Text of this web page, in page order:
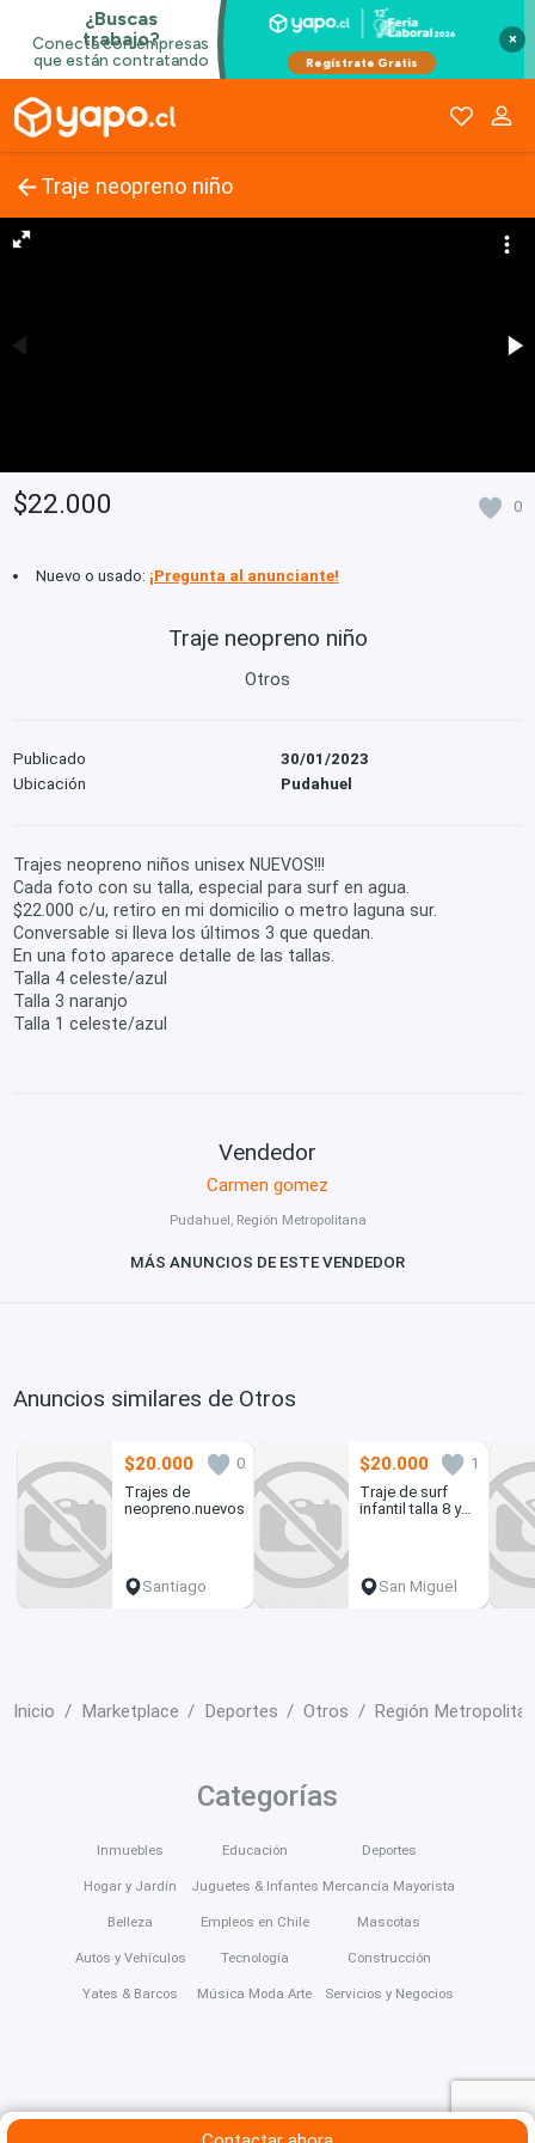
×
Traje neopreno niño
$22.000 0
Nuevo o usado: ¡Pregunta al anunciante!
Traje neopreno niño
Otros
Publicado
30/01/2023
Ubicación
Pudahuel
Trajes neopreno niños unisex NUEVOS!!!
Cada foto con su talla, especial para surf en agua.
$22.000 c/u, retiro en mi domicilio o metro laguna sur.
Conversable si lleva los últimos 3 que quedan.
En una foto aparece detalle de las tallas.
Talla 4 celeste/azul
Talla 3 naranjo
Talla 1 celeste/azul
Vendedor
Carmen gomez
Pudahuel, Región Metropolitana
MÁS ANUNCIOS DE ESTE VENDEDOR
Anuncios similares de Otros
$20.000
0
Trajes de
neopreno.nuevos
Santiago
$20.000
1
Traje de surf
infantil talla 8 y
San Miguel
Inicio Marketplace Deportes Otros Región
Categorías
Inmuebles
Hogar y Jardín
Belleza
Autos y Vehículos
Yates & Barcos
Educación
Juguetes & Infantes
Empleos en Chile
Tecnología
Música Moda Arte
Deportes
Mercancía Mayorista
Mascotas
Construcción
Servicios y Negocios